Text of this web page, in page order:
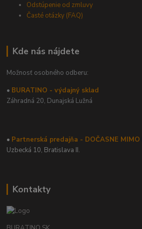
Odstúpenie od zmluvy
Časté otázky (FAQ)
Kde nás nájdete
Možnosť osobného odberu:
• BURATINO - výdajný sklad
Záhradná 20, Dunajská Lužná
• Partnerská predajňa - DOČASNE MIMO
Uzbecká 10, Bratislava II.
Kontakty